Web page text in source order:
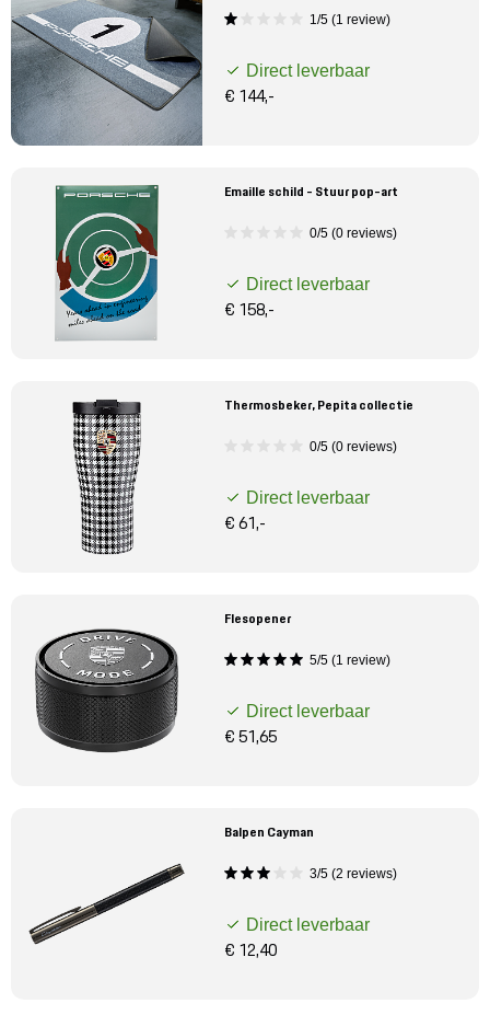
1/5 (1 review)
Direct leverbaar
€ 144,-
Emaille schild - Stuur pop-art
0/5 (0 reviews)
Direct leverbaar
€ 158,-
Thermosbeker, Pepita collectie
0/5 (0 reviews)
Direct leverbaar
€ 61,-
Flesopener
5/5 (1 review)
Direct leverbaar
€ 51,65
Balpen Cayman
3/5 (2 reviews)
Direct leverbaar
€ 12,40